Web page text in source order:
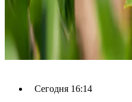
Сегодня 16:14